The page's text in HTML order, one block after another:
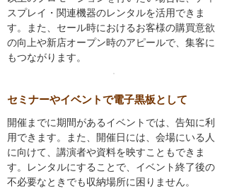
スプレイ・関連機器のレンタルを活用できま
す。また、セール時におけるお客様の購買意欲
の向上や新店オープン時のアピールで、集客に
もつながります。
セミナーやイベントで電子黒板として
開催までに期間があるイベントでは、告知に利
用できます。また、開催日には、会場にいる人
に向けて、講演者や資料を映すこともできま
す。レンタルにすることで、イベント終了後の
不必要なときでも収納場所に困りません。